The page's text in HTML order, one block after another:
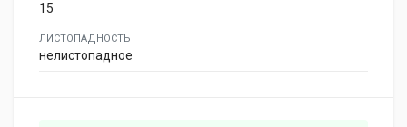
15
ЛИСТОПАДНОСТЬ
нелистопадное